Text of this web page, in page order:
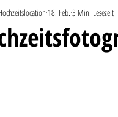
18. Feb. 3 Min. Lesezeit